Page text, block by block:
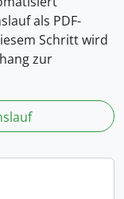
als PDF-
Schritt wird
zur